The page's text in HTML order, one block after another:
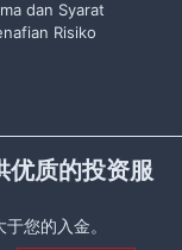
dan Syarat
Risiko
优质的投资服
您的入金。